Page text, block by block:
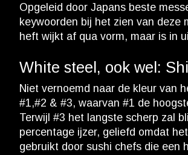
Opgeleid door Japans beste
keywoorden bij het zien van
heft wijkt af qua vorm, maar is in
White steel, ook wel:
Niet vernoemd naar de kleur van
#1,#2 & #3, waarvan #1 de
Terwijl #3 het langste scherp zal
percentage ijzer, geliefd omdat
gebruikt door sushi chefs die een